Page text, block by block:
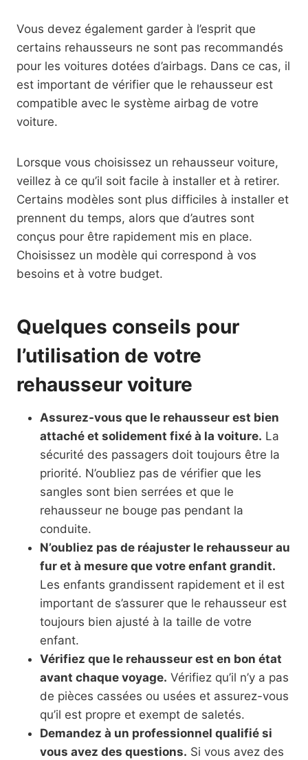
Vous devez également garder à l’esprit que
certains rehausseurs ne sont pas recommandés
pour les voitures dotées d’airbags. Dans ce cas, il
est important de vérifier que le rehausseur est
compatible avec le système airbag de votre
voiture.
Lorsque vous choisissez un rehausseur voiture,
veillez à ce qu’il soit facile à installer et à retirer.
Certains modèles sont plus difficiles à installer et
prennent du temps, alors que d’autres sont
conçus pour être rapidement mis en place.
Choisissez un modèle qui correspond à vos
besoins et à votre budget.
Quelques conseils pour
l’utilisation de votre
rehausseur voiture
Assurez-vous que le rehausseur est bien
attaché et solidement fixé à la voiture. La
sécurité des passagers doit toujours être la
priorité. N’oubliez pas de vérifier que les
sangles sont bien serrées et que le
rehausseur ne bouge pas pendant la
conduite.
N’oubliez pas de réajuster le rehausseur au
fur et à mesure que votre enfant grandit.
Les enfants grandissent rapidement et il est
important de s’assurer que le rehausseur est
toujours bien ajusté à la taille de votre
enfant.
Vérifiez que le rehausseur est en bon état
avant chaque voyage. Vérifiez qu’il n’y a pas
de pièces cassées ou usées et assurez-vous
qu’il est propre et exempt de saletés.
Demandez à un professionnel qualifié si
vous avez des questions. Si vous avez des